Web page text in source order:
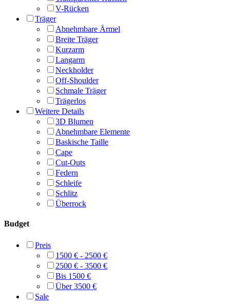
V-Rücken
Träger
Abnehmbare Ärmel
Breite Träger
Kurzarm
Langarm
Neckholder
Off-Shoulder
Schmale Träger
Trägerlos
Weitere Details
3D Blumen
Abnehmbare Elemente
Baskische Taille
Cape
Cut-Outs
Federn
Schleife
Schlitz
Überrock
Budget
Preis
1500 € - 2500 €
2500 € - 3500 €
Bis 1500 €
Über 3500 €
Sale